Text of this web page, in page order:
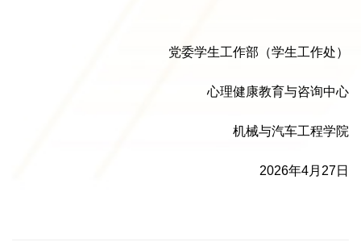
党委学生工作部（学生工作处）
心理健康教育与咨询中心
机械与汽车工程学院
2026年4月27日